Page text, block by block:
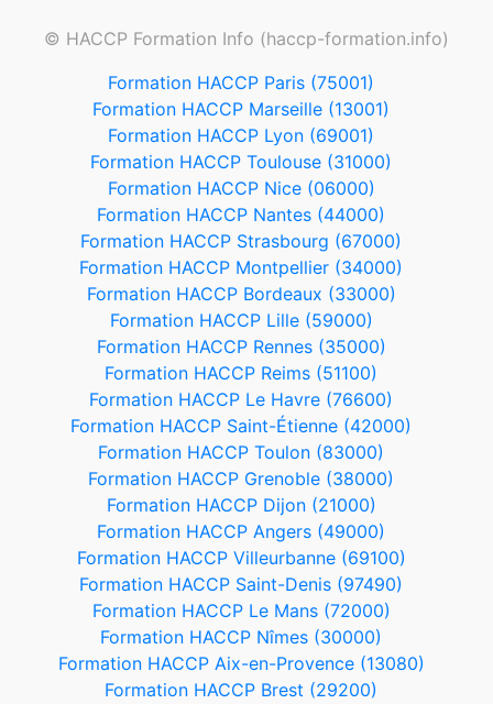
© HACCP Formation Info (haccp-formation.info)
Formation HACCP Paris (75001)
Formation HACCP Marseille (13001)
Formation HACCP Lyon (69001)
Formation HACCP Toulouse (31000)
Formation HACCP Nice (06000)
Formation HACCP Nantes (44000)
Formation HACCP Strasbourg (67000)
Formation HACCP Montpellier (34000)
Formation HACCP Bordeaux (33000)
Formation HACCP Lille (59000)
Formation HACCP Rennes (35000)
Formation HACCP Reims (51100)
Formation HACCP Le Havre (76600)
Formation HACCP Saint-Étienne (42000)
Formation HACCP Toulon (83000)
Formation HACCP Grenoble (38000)
Formation HACCP Dijon (21000)
Formation HACCP Angers (49000)
Formation HACCP Villeurbanne (69100)
Formation HACCP Saint-Denis (97490)
Formation HACCP Le Mans (72000)
Formation HACCP Nîmes (30000)
Formation HACCP Aix-en-Provence (13080)
Formation HACCP Brest (29200)